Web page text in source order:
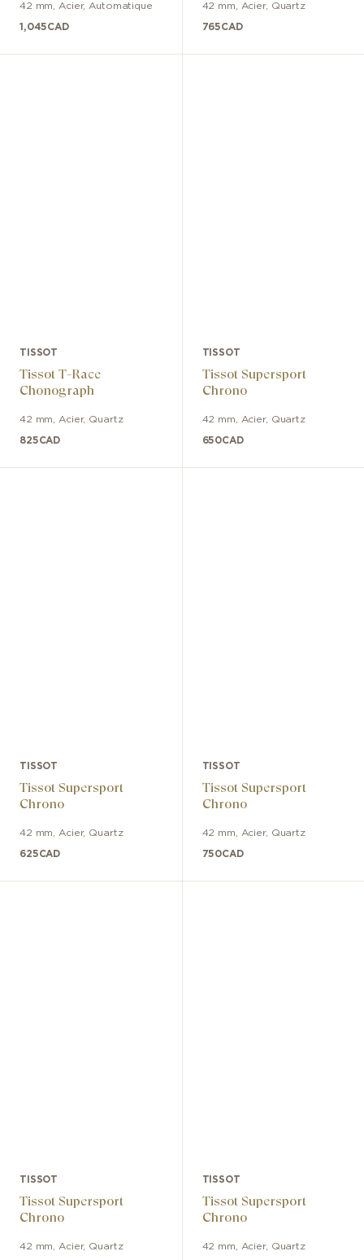
42 mm Acier, Automatique
1,045CAD
42 mm Acier, Quartz
765CAD
TISSOT
Tissot T-Race
Chonograph
42 mm Acier, Quartz
825CAD
TISSOT
Tissot Supersport
Chrono
42 mm Acier, Quartz
650CAD
TISSOT
Tissot Supersport
Chrono
42 mm Acier, Quartz
625CAD
TISSOT
Tissot Supersport
Chrono
42 mm Acier, Quartz
750CAD
TISSOT
Tissot Supersport
Chrono
42 mm Acier, Quartz
TISSOT
Tissot Supersport
Chrono
42 mm Acier, Quartz